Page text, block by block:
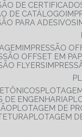
DE
DE CATÁLOGO
PARA ADESIVOS
IMPRESSÃO
OFFSET EM
FLYERS
DE ENGENHARIA
PLOTAGEM DE
PLOTAGEM